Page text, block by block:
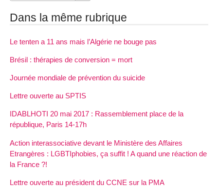
Dans la même rubrique
Le tenten a 11 ans mais l’Algérie ne bouge pas
Brésil : thérapies de conversion = mort
Journée mondiale de prévention du suicide
Lettre ouverte au SPTIS
IDABLHOTI 20 mai 2017 : Rassemblement place de la
république, Paris 14-17h
Action interassociative devant le Ministère des Affaires
Etrangères : LGBTIphobies, ça suffit ! A quand une réaction de
la France ?!
Lettre ouverte au président du CCNE sur la PMA